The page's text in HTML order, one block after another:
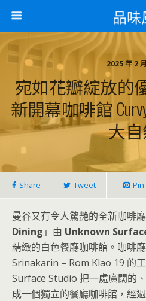
品味
2025 年 2
宛如花瓣綻放的
新開幕咖啡館
大
Share Tweet Pin
曼谷又有令人驚艷的全新咖啡
Dining 」由 Unknown
精緻的白色餐廳咖啡館。咖啡
Srinakarin – Rom Klao 19 的
Surface Studio 把一處廣闊的
成一個獨立的餐廳咖啡館，經